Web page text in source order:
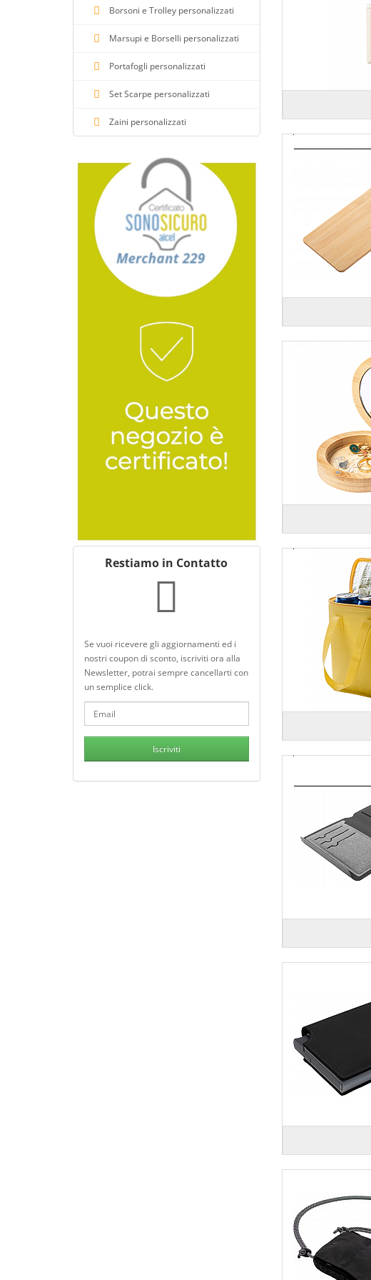
Colore rosa chiaro
Colore rosso
Colore senape
Colore turchese
Colore verde
Colore verde chiaro
Colore verde lime
Colore verde militare
Colore verde oliva
Colore verde scuro
Colore violetto
Borsoni e Trolley personalizzati
Marsupi e Borselli personalizzati
Portafogli personalizzati
Set Scarpe personalizzati
Zaini personalizzati
Restiamo in Contatto
Se vuoi ricevere gli aggiornamenti ed i
nostri coupon di sconto, iscriviti ora alla
Newsletter, potrai sempre cancellarti con
un semplice click.
Iscriviti